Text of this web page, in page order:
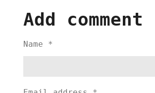
e
r
e
e
Add comment
Name *